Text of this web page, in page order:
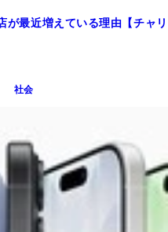
が最近増えている理由【チャリ
社会